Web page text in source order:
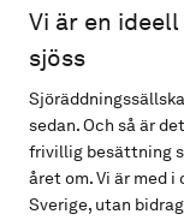
Vi är en
sjöss
sedan. Och så är
frivillig besättning
året om. Vi är med
Sverige, utan